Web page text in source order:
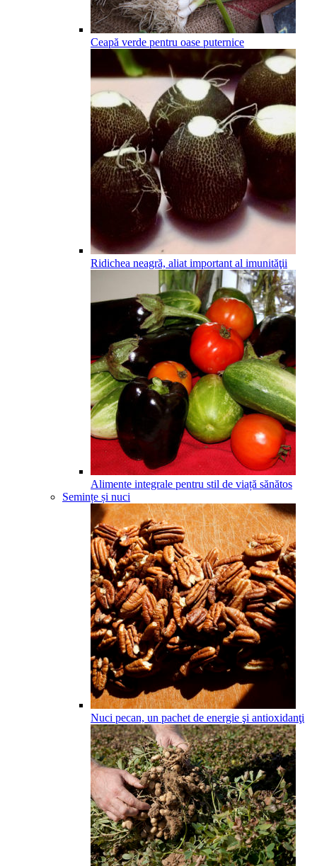
Ceapă verde pentru oase puternice
Ridichea neagră, aliat important al imunităţii
Alimente integrale pentru stil de viață sănătos
Semințe și nuci
Nuci pecan, un pachet de energie şi antioxidanţi